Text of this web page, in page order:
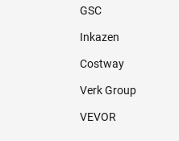
GSC
Inkazen
Costway
Verk Group
VEVOR